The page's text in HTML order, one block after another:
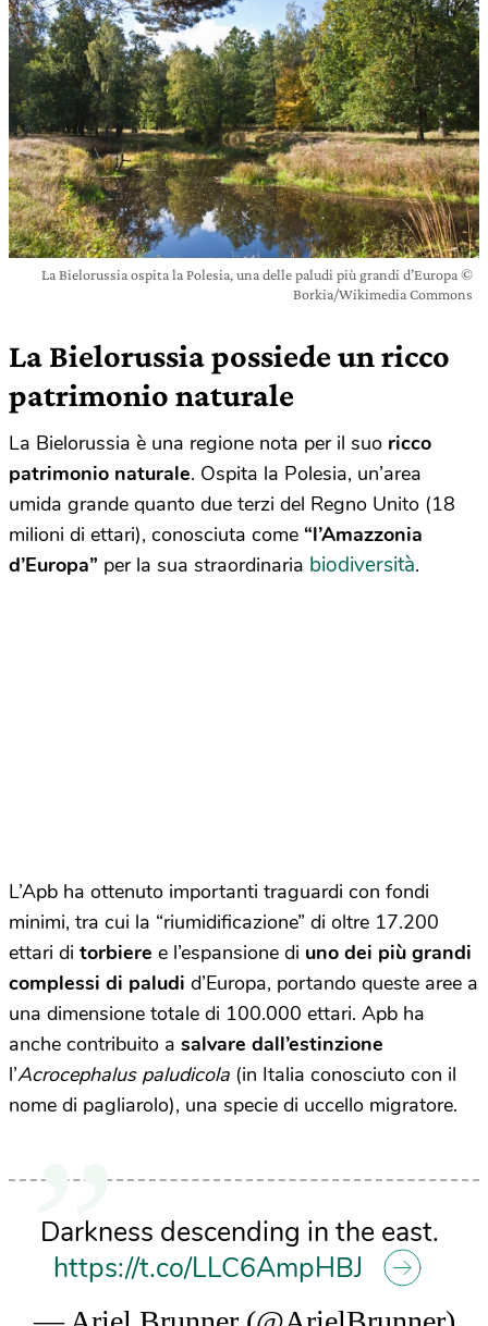
La Bielorussia ospita la Polesia, una delle paludi più grandi d’Europa ©
Borkia/Wikimedia Commons
La Bielorussia possiede un ricco
patrimonio naturale
La Bielorussia è una regione nota per il suo ricco
patrimonio naturale. Ospita la Polesia, un’area
umida grande quanto due terzi del Regno Unito (18
milioni di ettari), conosciuta come “l’Amazzonia
d’Europa” per la sua straordinaria biodiversità.
L’Apb ha ottenuto importanti traguardi con fondi
minimi, tra cui la “riumidificazione” di oltre 17.200
ettari di torbiere e l’espansione di uno dei più grandi
complessi di paludi d’Europa, portando queste aree a
una dimensione totale di 100.000 ettari. Apb ha
anche contribuito a salvare dall’estinzione
l’Acrocephalus paludicola (in Italia conosciuto con il
nome di pagliarolo), una specie di uccello migratore.
Darkness descending in the east.
https://t.co/LLC6AmpHBJ